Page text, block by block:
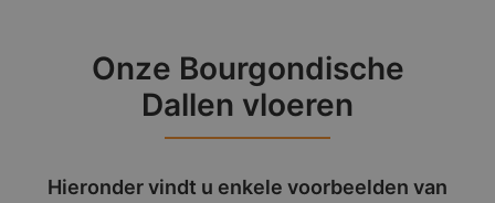
Onze Bourgondische
Dallen vloeren
Hieronder vindt u enkele voorbeelden van